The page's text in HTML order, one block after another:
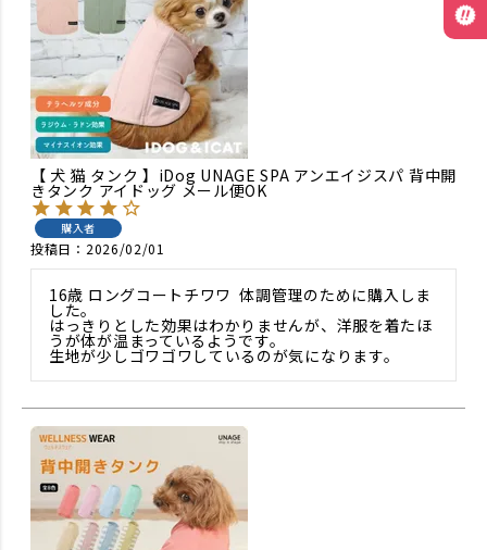
【 犬 猫 タンク 】iDog UNAGE SPA アンエイジスパ 背中開
きタンク アイドッグ メール便OK
購入者
投稿日 2026/02/01
16歳 ロングコートチワワ  体調管理のために購入しま
した。
はっきりとした効果はわかりませんが、洋服を着たほ
うが体が温まっているようです。
生地が少しゴワゴワしているのが気になります。